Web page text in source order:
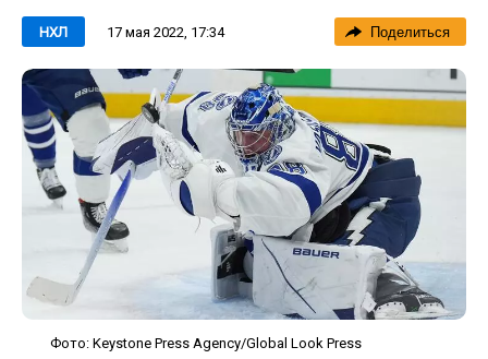
НХЛ 17 мая 2022, 17:34 Поделиться
Фото: Keystone Press Agency/Global Look Press